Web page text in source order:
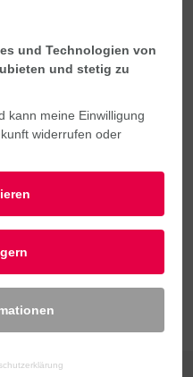
Stadt Lingen
und Technologien von
und stetig zu
kann meine Einwilligung
widerrufen oder